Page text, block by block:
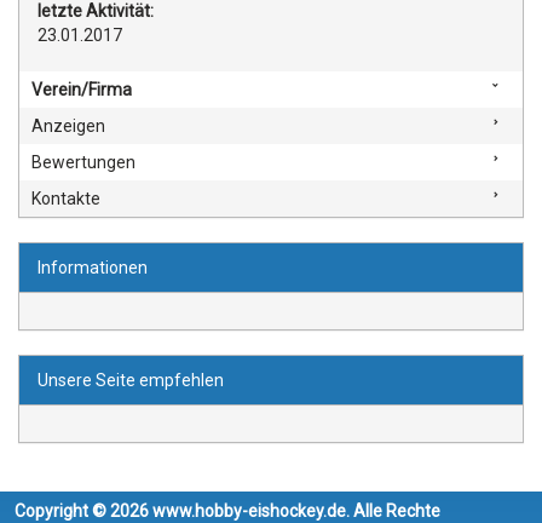
letzte Aktivität:
23.01.2017
Verein/Firma
Anzeigen
Bewertungen
Kontakte
Informationen
Unsere Seite empfehlen
Copyright © 2026 www.hobby-eishockey.de. Alle Rechte